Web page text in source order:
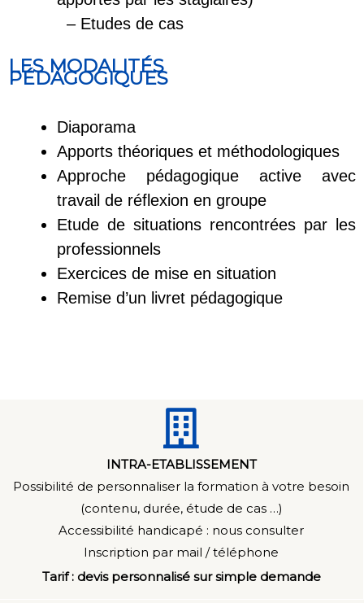
– Etudes de cas
LES MODALITÉS
PÉDAGOGIQUES
Diaporama
Apports théoriques et méthodologiques
Approche pédagogique active avec
travail de réflexion en groupe
Etude de situations rencontrées par les
professionnels
Exercices de mise en situation
Remise d’un livret pédagogique
INTRA-ETABLISSEMENT
Possibilité de personnaliser la formation à votre besoin
(contenu, durée, étude de cas …)
Accessibilité handicapé : nous consulter
Inscription par mail / téléphone
Tarif : devis personnalisé sur simple demande